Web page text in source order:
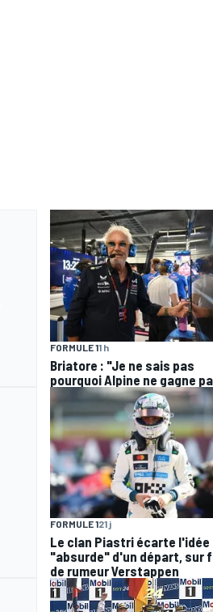
FORMULE 11 h
Briatore : "Je ne sais pas
pourquoi Alpine ne gagne
FORMULE 121 j
Le clan Piastri écarte l'idée
"absurde" d'un départ, sur
de rumeur Verstappen